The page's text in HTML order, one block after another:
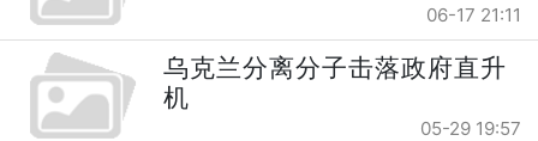
06-17 21:11
乌克兰分离分子击落政府直升
机
05-29 19:57